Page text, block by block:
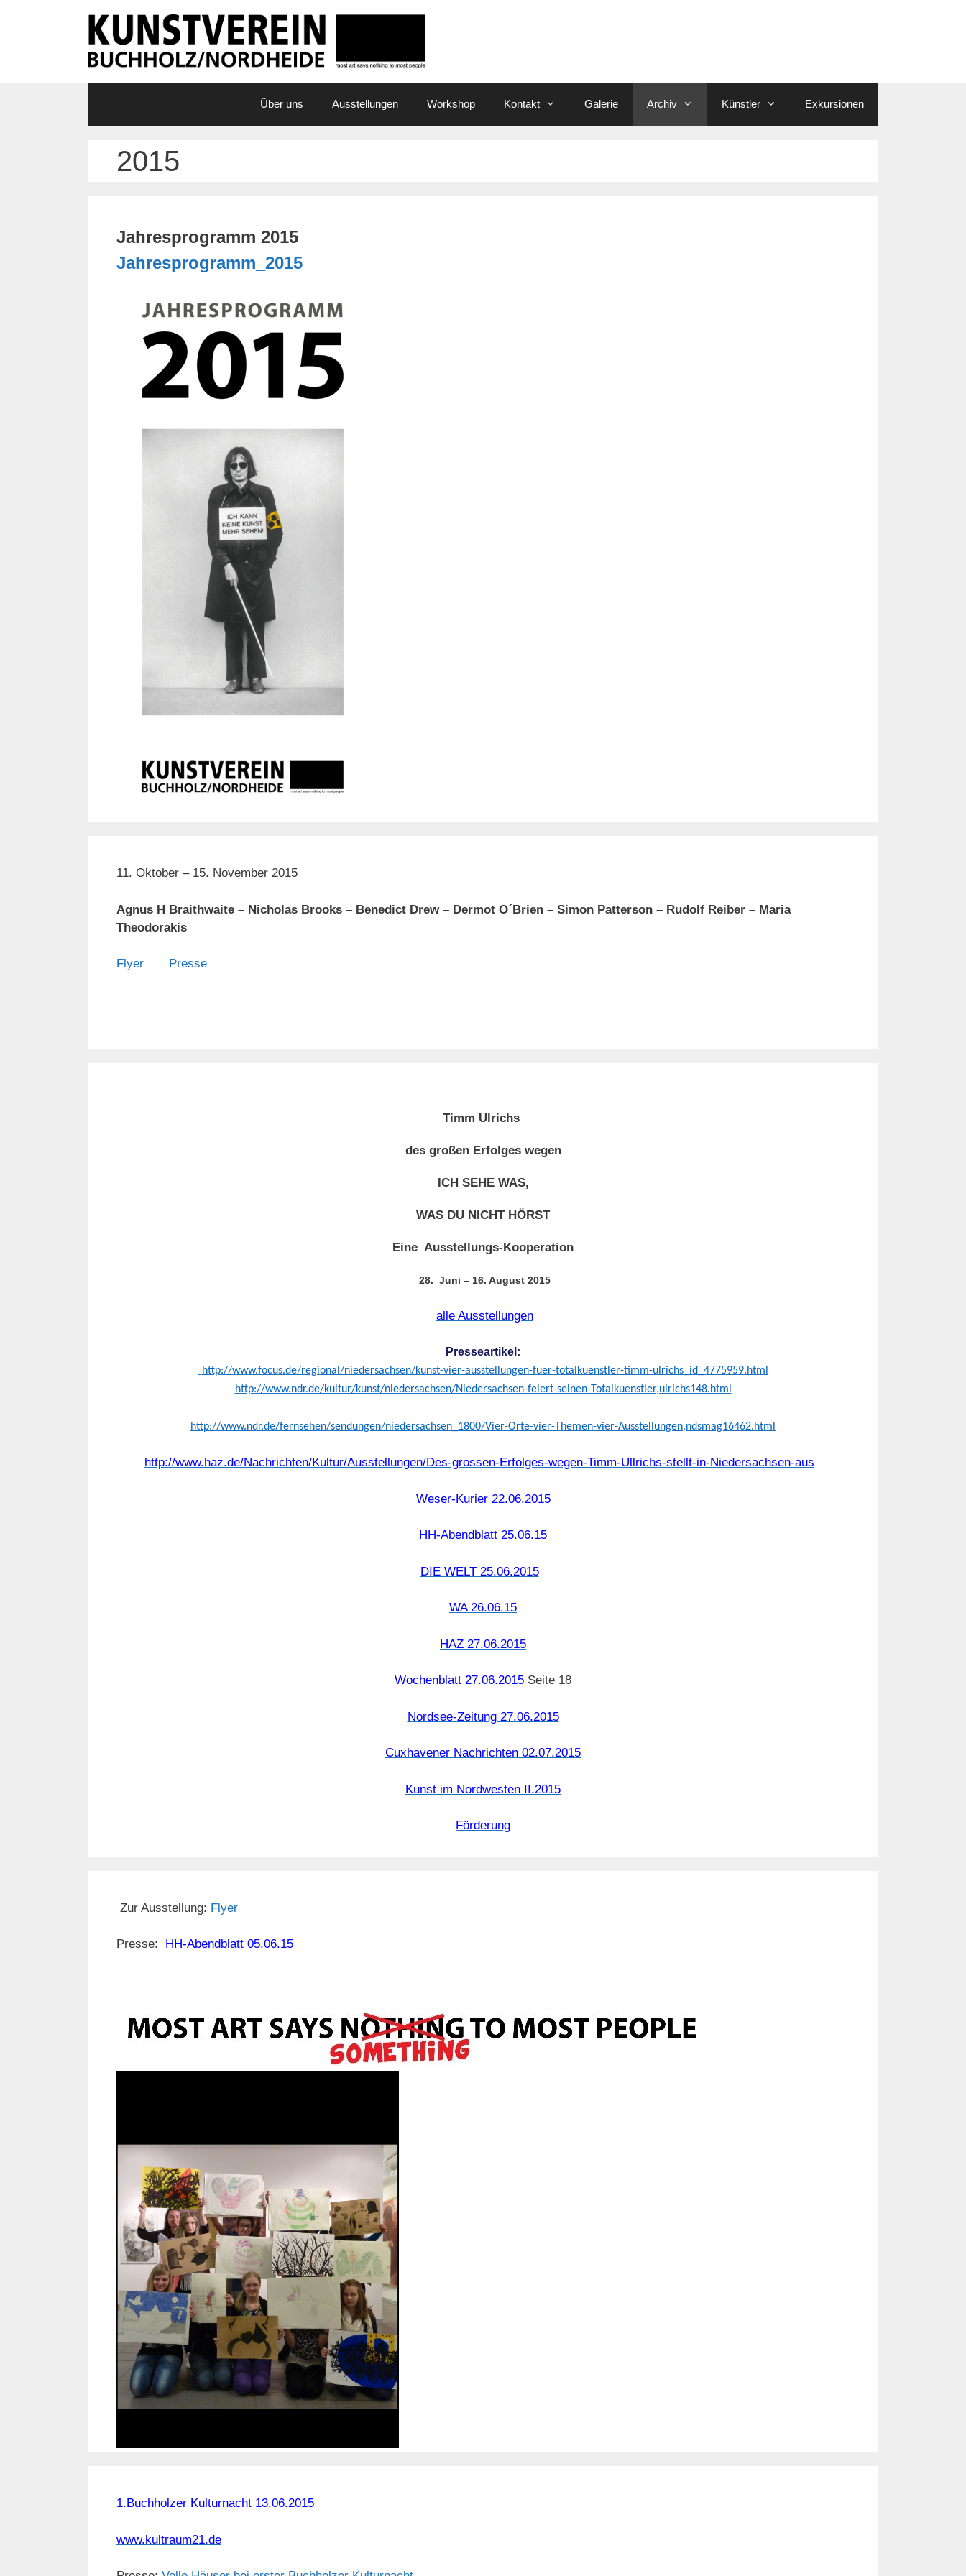
Über uns Ausstellungen Workshop Kontakt Galerie Archiv Künstler Exkursionen
2015
Jahresprogramm 2015
Jahresprogramm_2015
11. Oktober – 15. November 2015
Agnus H Braithwaite – Nicholas Brooks – Benedict Drew – Dermot O´Brien – Simon Patterson – Rudolf Reiber – Maria
Theodorakis
Flyer Presse
Timm Ulrichs
des großen Erfolges wegen
ICH SEHE WAS,
WAS DU NICHT HÖRST
Eine Ausstellungs-Kooperation
28. Juni – 16. August 2015
alle Ausstellungen
Presseartikel:
http://www.focus.de/regional/niedersachsen/kunst-vier-ausstellungen-fuer-totalkuenstler-timm-ulrichs_id_4775959.html
http://www.ndr.de/kultur/kunst/niedersachsen/Niedersachsen-feiert-seinen-Totalkuenstler,ulrichs148.html
http://www.ndr.de/fernsehen/sendungen/niedersachsen_1800/Vier-Orte-vier-Themen-vier-Ausstellungen,ndsmag16462.html
http://www.haz.de/Nachrichten/Kultur/Ausstellungen/Des-grossen-Erfolges-wegen-Timm-Ullrichs-stellt-in-Niedersachsen-aus
Weser-Kurier 22.06.2015
HH-Abendblatt 25.06.15
DIE WELT 25.06.2015
WA 26.06.15
HAZ 27.06.2015
Wochenblatt 27.06.2015 Seite 18
Nordsee-Zeitung 27.06.2015
Cuxhavener Nachrichten 02.07.2015
Kunst im Nordwesten II.2015
Förderung
Zur Ausstellung: Flyer
Presse: HH-Abendblatt 05.06.15
1.Buchholzer Kulturnacht 13.06.2015
www.kultraum21.de